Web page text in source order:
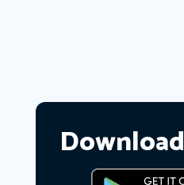
Download